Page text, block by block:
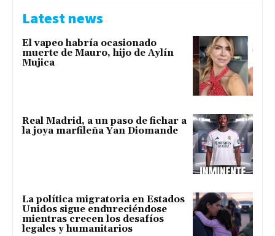
Latest news
El vapeo habría ocasionado
muerte de Mauro, hijo de Aylín
Mujica
Real Madrid, a un paso de fichar a
la joya marfileña Yan Diomande
La política migratoria en Estados
Unidos sigue endureciéndose
mientras crecen los desafíos
legales y humanitarios